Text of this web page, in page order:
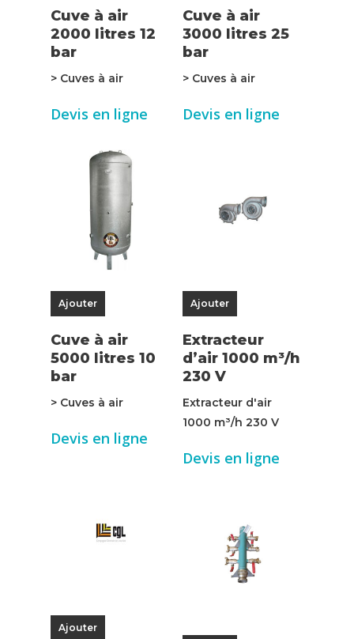
Cuve à air
2000 litres 12
bar
> Cuves à air
Devis en ligne
Cuve à air
3000 litres 25
bar
> Cuves à air
Devis en ligne
Ajouter
Cuve à air
5000 litres 10
bar
> Cuves à air
Devis en ligne
Ajouter
Extracteur
d’air 1000 m³/h
230 V
Extracteur d'air
1000 m³/h 230 V
Devis en ligne
Ajouter